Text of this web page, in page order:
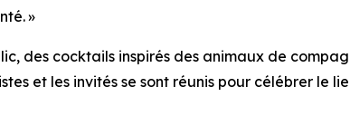
»
des cocktails inspirés des animaux de
et les invités se sont réunis pour célébrer